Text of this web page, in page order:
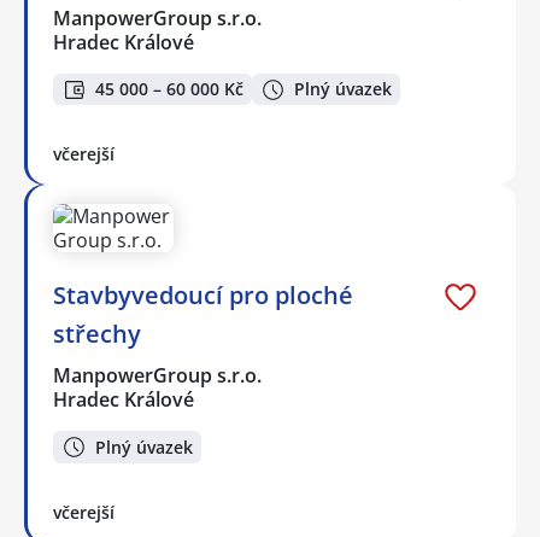
ManpowerGroup s.r.o.
Hradec Králové
45 000 – 60 000 Kč Plný úvazek
včerejší
Stavbyvedoucí pro ploché
střechy
ManpowerGroup s.r.o.
Hradec Králové
Plný úvazek
včerejší